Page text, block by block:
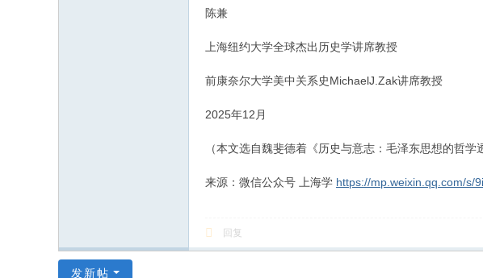
陈兼
上海纽约大学全球杰出历史学讲席教授
前康奈尔大学美中关系史MichaelJ.Zak讲席教授
2025年12月
（本文选自魏斐德着《历史与意志：毛泽东思想的哲
来源：微信公众号 上海学 https://mp.weixin.qq.com/s/
回复
发新帖